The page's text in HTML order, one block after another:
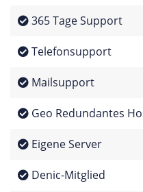
365 Tage Support
Telefonsupport
Mailsupport
Geo Redundantes
Eigene Server
Denic-Mitglied